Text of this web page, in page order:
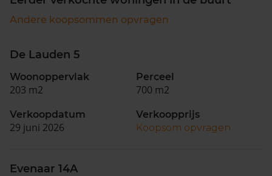
Andere koopsommen opvragen
De Lauden 5
Woonoppervlak
203 m2
Perceel
700 m2
Verkoopdatum
29 juni 2026
Verkoopprijs
Koopsom opvragen
Evenaar 14A